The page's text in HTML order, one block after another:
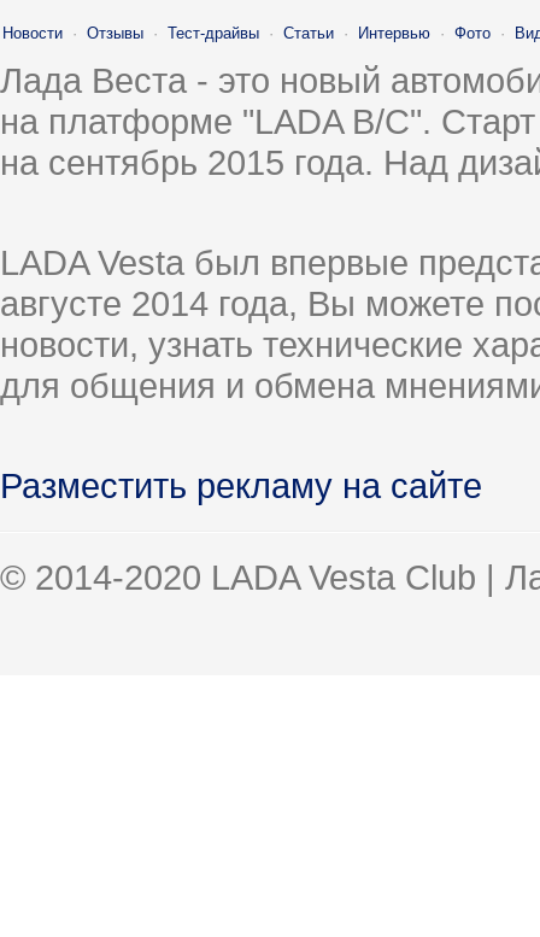
Новости · Отзывы · Тест-драйвы · Статьи · Интервью · Фото ·
Лада Веста - это новый
на платформе "LADA B/C".
на сентябрь 2015 года. Над
LADA Vesta был впервые
августе 2014 года, Вы можете
новости, узнать технические
для общения и обмена
Разместить рекламу на сайте
© 2014-2020 LADA Vesta Club |